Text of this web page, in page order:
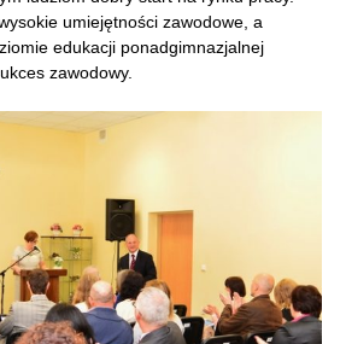
umiejętności zawodowe, a
edukacji ponadgimnazjalnej
zawodowy.